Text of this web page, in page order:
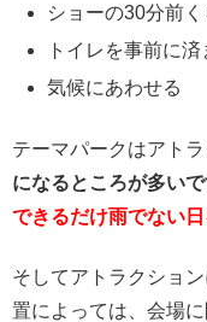
ショーの30分前
トイレを事前に済
気候にあわせる
テーマパークはアト
になるところが多いで
できるだけ雨でない日
そしてアトラクショ
置によっては、会場